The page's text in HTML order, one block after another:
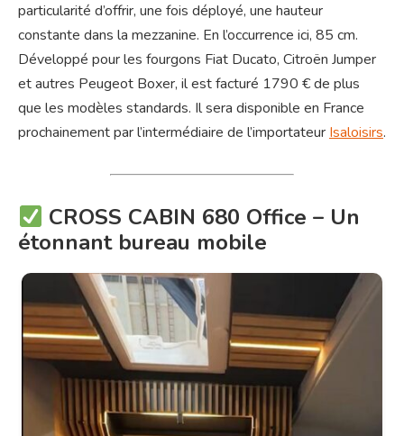
particularité d’offrir, une fois déployé, une hauteur
constante dans la mezzanine. En l’occurrence ici, 85 cm.
Développé pour les fourgons Fiat Ducato, Citroën Jumper
et autres Peugeot Boxer, il est facturé 1790 € de plus
que les modèles standards. Il sera disponible en France
prochainement par l’intermédiaire de l’importateurIsaloisirs.
CROSS CABIN 680 Office – Un
étonnant bureau mobile